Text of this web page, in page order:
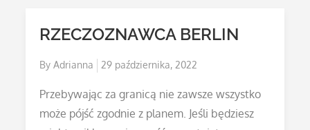
RZECZOZNAWCA BERLIN
ByAdrianna
Posted
29 października, 2022
Przebywając za granicą nie zawsze wszystko
może pójść zgodnie z planem. Jeśli będziesz